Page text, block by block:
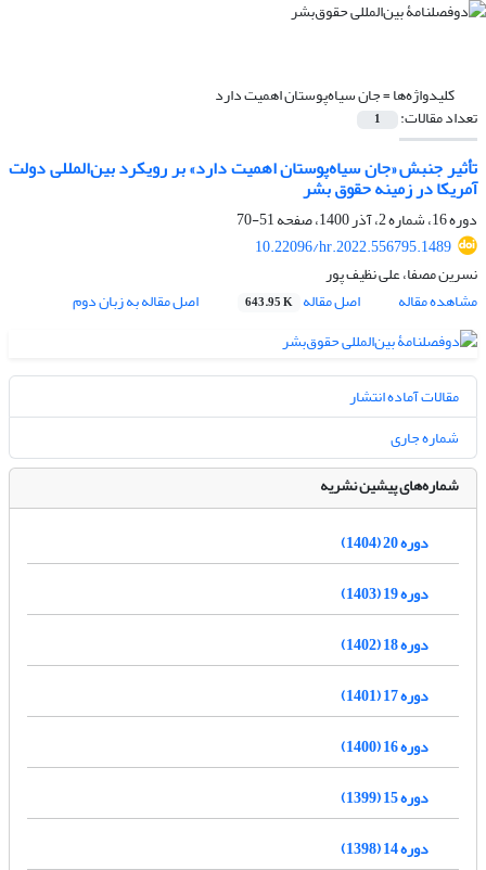
کلیدواژه‌ها =جان سیاه‌پوستان اهمیت دارد
تعداد مقالات: 1
تأثیر جنبش «جان سیاه‌پوستان اهمیت دارد» بر رویکرد بین‌المللی دولت
آمریکا در زمینه حقوق بشر
دوره 16، شماره 2، آذر 1400، صفحه
51-70
10.22096/hr.2022.556795.1489
نسرین مصفا، علی نظیف پور
مشاهده مقاله
اصل مقاله 643.95 K اصل مقاله به زبان دوم
مقالات آماده انتشار
شماره جاری
شماره‌های پیشین نشریه
دوره 20 (1404)
دوره 19 (1403)
دوره 18 (1402)
دوره 17 (1401)
دوره 16 (1400)
دوره 15 (1399)
دوره 14 (1398)